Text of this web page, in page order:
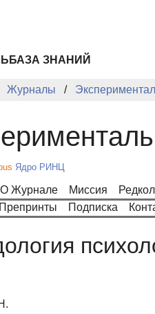
БАЗА ЗНАНИЙ
Журналы
Ядро РИНЦ
О Журнале Миссия
Препринты Подписка